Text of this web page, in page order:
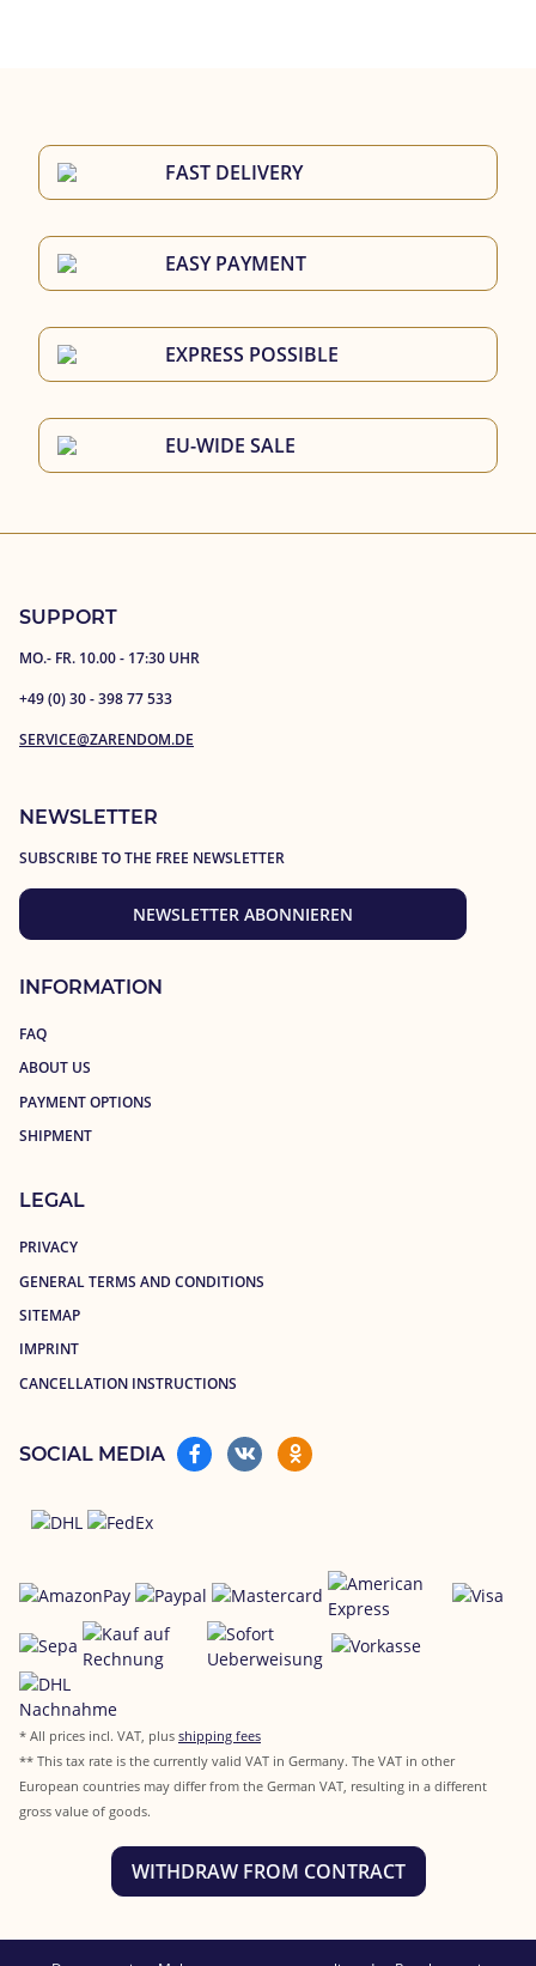
FAST DELIVERY
EASY PAYMENT
EXPRESS POSSIBLE
EU-WIDE SALE
SUPPORT
MO.- FR. 10.00 - 17:30 UHR
+49 (0) 30 - 398 77 533
SERVICE@ZARENDOM.DE
NEWSLETTER
SUBSCRIBE TO THE FREE NEWSLETTER
NEWSLETTER ABONNIEREN
INFORMATION
FAQ
ABOUT US
PAYMENT OPTIONS
SHIPMENT
LEGAL
PRIVACY
GENERAL TERMS AND CONDITIONS
SITEMAP
IMPRINT
CANCELLATION INSTRUCTIONS
SOCIAL MEDIA
* All prices incl. VAT, plus shipping fees
** This tax rate is the currently valid VAT in Germany. The VAT in other
European countries may differ from the German VAT, resulting in a different
gross value of goods.
WITHDRAW FROM CONTRACT